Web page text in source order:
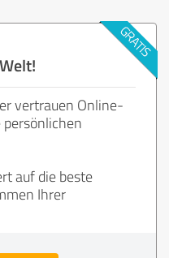
vertrauen Online-
auf die beste
Ihrer